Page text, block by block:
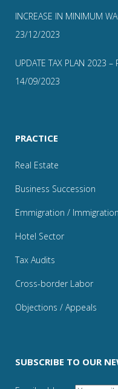
INCREASE IN MINIMUM
23/12/2023
UPDATE TAX PLAN 2023 –
14/09/2023
PRACTICE
Real Estate
Business Succession
Emmigration / Immigration
Hotel Sector
Tax Audits
Cross-border Labor
Objections / Appeals
SUBSCRIBE TO OUR